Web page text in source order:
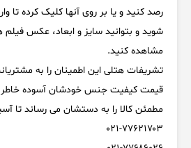
رصد کنید و یا بر روی آنها کلیک کرده تا
شوید و بتوانید سایز و ابعاد، عکس فیلم
مشاهده کنید.
تشریفات هتلی این اطمینان را به
قیمت کیفیت جنس خودشان آسوده خاطر
مطمئن کالا را به دستشان می رساند تا